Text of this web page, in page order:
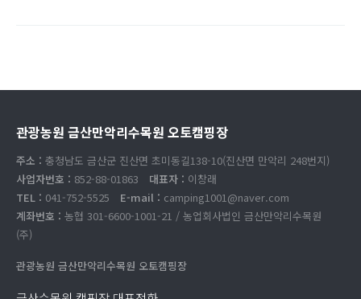
관광농원 금산만악리수목원 오토캠핑장
주소 : 충청남도 금산군 진산면 초미동길138-10(진산면 만악리 248번지)
사업자번호 : 852-88-01863 대표자 : 이창래
TEL : 041-752-5525 E-mail : camping1001@naver.com
계좌번호 : 농협 301-6600-1001-21 / 농업회사법인 금산만악리수목원
(주)
관광농원 금산만악리수목원 오토캠핑장